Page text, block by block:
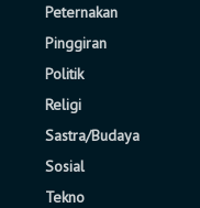
Peternakan
Pinggiran
Politik
Religi
Sastra/Budaya
Sosial
Tekno